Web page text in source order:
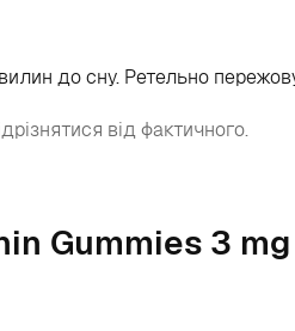
до сну. Ретельно
від фактичного.
Gummies 3 mg